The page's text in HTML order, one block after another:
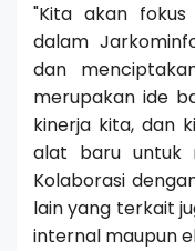
"Kita akan
dalam
dan
merupakan ide
kinerja kita, dan
alat baru untuk
Kolaborasi
lain yang terkait
internal maupun